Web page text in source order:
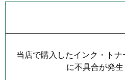
当店で購入したインク・ト
に不具合が発